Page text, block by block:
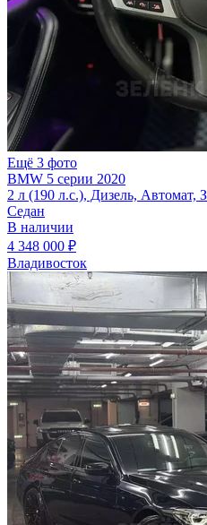
Ещё 3 фото
BMW 5 серии 2020
2 л (190 л.с.), Дизель, Автомат,
Седан
В наличии
4 348 000 ₽
Владивосток